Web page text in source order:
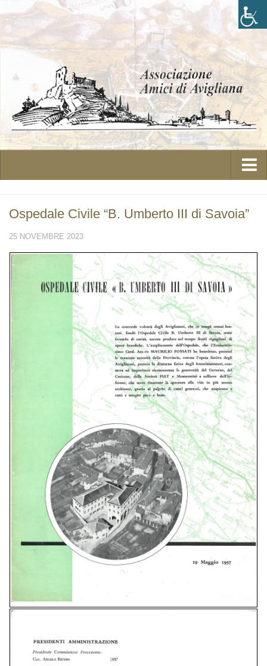
Statuto
Organi sociali
Assemblee sociali
consuntivi e programmi
storia e territorio
“DINAMITE” Nobel
San Pietro
Sant’Agostino
Iniziative
Libri, filmati
documenti storici
Personaggi
Sostienici
QUOTA ASSOCIATIVA E CONTRIBUTI
Diventa socio
Ospedale Civile “B. Umberto III di Savoia”
25 NOVEMBRE 2023